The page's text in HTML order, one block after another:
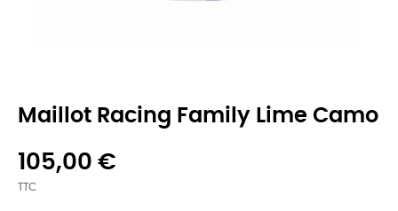
Maillot Racing Family Lime Camo
105,00 €
TTC